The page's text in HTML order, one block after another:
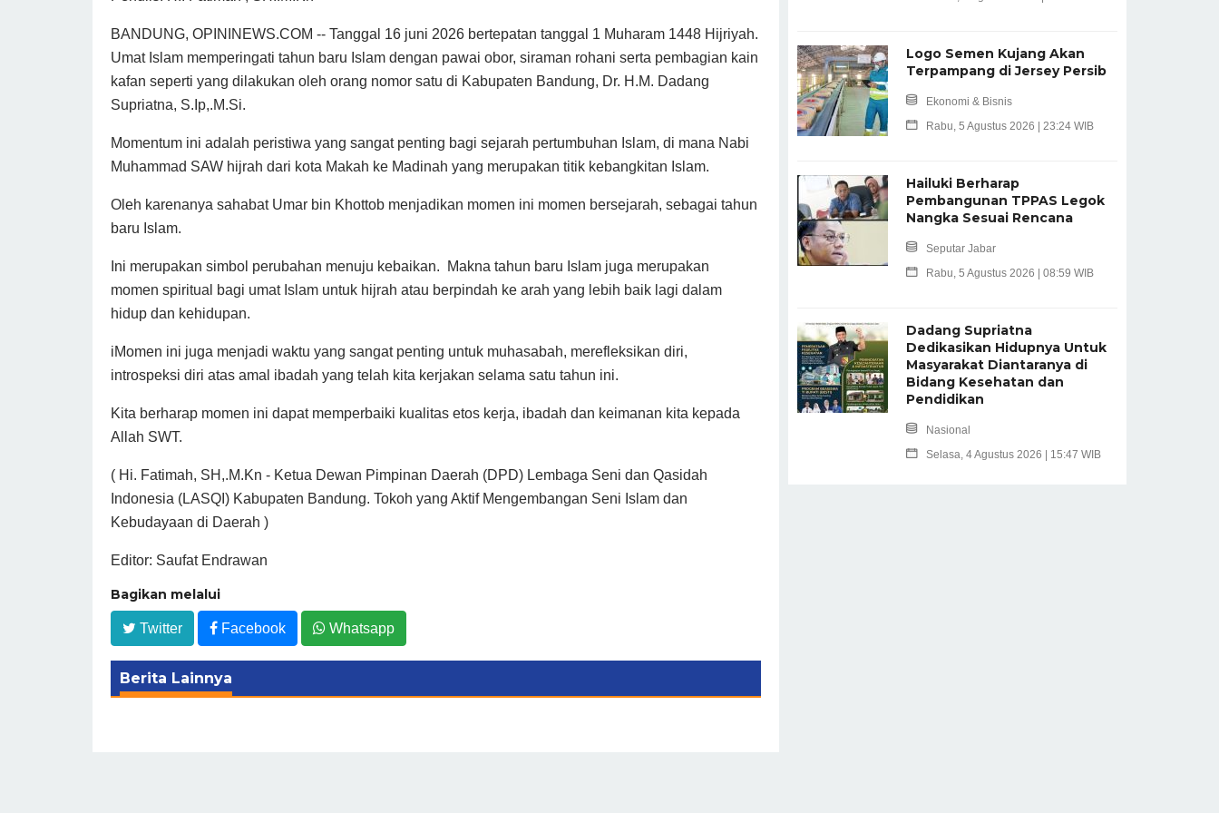
BANDUNG, OPININEWS.COM -- Tanggal 16 juni 2026 bertepatan tanggal 1 Muharam 1448 Hijriyah.
Umat Islam memperingati tahun baru Islam dengan pawai obor, siraman rohani serta pembagian kain
kafan seperti yang dilakukan oleh orang nomor satu di Kabupaten Bandung, Dr. H.M. Dadang
Supriatna, S.Ip,.M.Si.
Momentum ini adalah peristiwa yang sangat penting bagi sejarah pertumbuhan Islam, di mana Nabi
Muhammad SAW hijrah dari kota Makah ke Madinah yang merupakan titik kebangkitan Islam.
Oleh karenanya sahabat Umar bin Khottob menjadikan momen ini momen bersejarah, sebagai tahun
baru Islam.
Ini merupakan simbol perubahan menuju kebaikan. Makna tahun baru Islam juga merupakan
momen spiritual bagi umat Islam untuk hijrah atau berpindah ke arah yang lebih baik lagi dalam
hidup dan kehidupan.
iMomen ini juga menjadi waktu yang sangat penting untuk muhasabah, merefleksikan diri,
introspeksi diri atas amal ibadah yang telah kita kerjakan selama satu tahun ini.
Kita berharap momen ini dapat memperbaiki kualitas etos kerja, ibadah dan keimanan kita kepada
Allah SWT.
( Hi. Fatimah, SH,.M.Kn - Ketua Dewan Pimpinan Daerah (DPD) Lembaga Seni dan Qasidah
Indonesia (LASQI) Kabupaten Bandung. Tokoh yang Aktif Mengembangan Seni Islam dan
Kebudayaan di Daerah )
Editor: Saufat Endrawan
Bagikan melalui
Twitter Facebook Whatsapp
Berita Lainnya
Logo Semen Kujang Akan
Terpampang di Jersey Persib
Ekonomi & Bisnis
Rabu, 5 Agustus 2026 | 23:24 WIB
Hailuki Berharap
Pembangunan TPPAS Legok
Nangka Sesuai Rencana
Seputar Jabar
Rabu, 5 Agustus 2026 | 08:59 WIB
Dadang Supriatna
Dedikasikan Hidupnya Untuk
Masyarakat Diantaranya di
Bidang Kesehatan dan
Pendidikan
Nasional
Selasa, 4 Agustus 2026 | 15:47 WIB